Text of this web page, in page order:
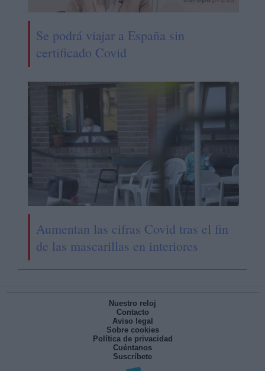
Se podrá viajar a España sin
certificado Covid
Aumentan las cifras Covid tras el fin
de las mascarillas en interiores
Nuestro reloj
Contacto
Aviso legal
Sobre cookies
Política de privacidad
Cuéntanos
Suscríbete